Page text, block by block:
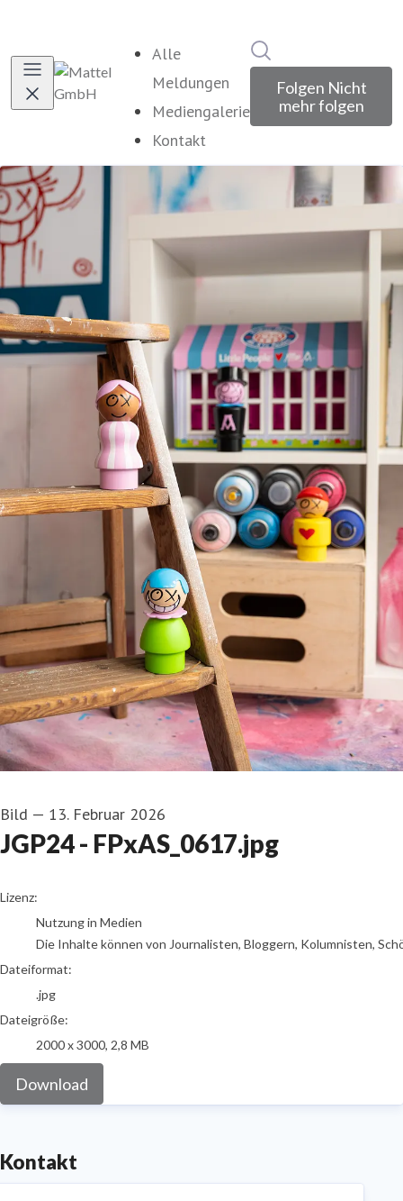
Alle
Meldungen
Mediengalerie
Kontakt
Folgen Nicht
mehr folgen
Bild — 13. Februar 2026
JGP24 - FPxAS_0617.jpg
go to media item
Lizenz:
Nutzung in Medien
Die Inhalte können von Journalisten, Bloggern, Kolumnisten,
Dateiformat:
.jpg
Dateigröße:
2000 x 3000, 2,8 MB
Download
Kontakt